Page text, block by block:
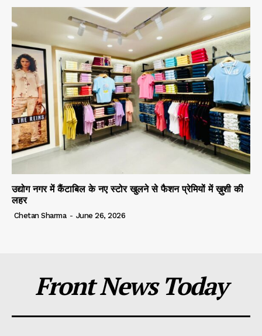
उद्योग नगर में कैंटाबिल के नए स्टोर खुलने से फैशन प्रेमियों में ख़ुशी की
लहर
Chetan Sharma - June 26, 2026
Front News Today